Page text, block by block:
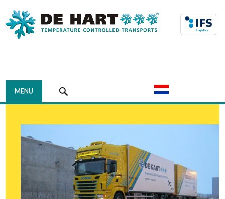
MENU Navigation
HET BEDRIJF
OVER DE HART